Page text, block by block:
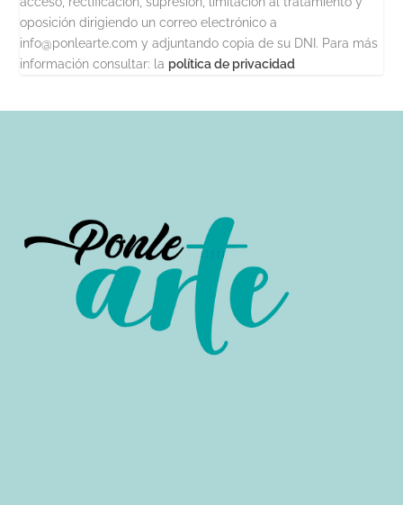
oposición dirigiendo un correo electrónico a
info@ponlearte.com y adjuntando copia de su DNI. Para más
información consultar: la política de privacidad